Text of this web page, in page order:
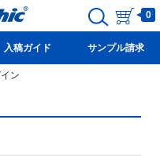
0
入稿ガイド サンプル請求
ン